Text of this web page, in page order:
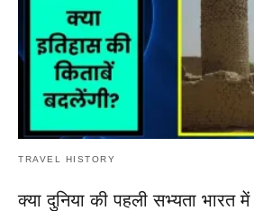
TRAVEL HISTORY
क्या दुनिया की पहली सभ्यता भारत